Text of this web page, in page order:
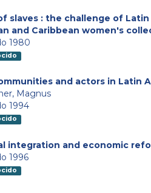
slaves : the challenge of
and Caribbean women's
1980
and actors in Latin
Magnus
1994
integration and economic
1996